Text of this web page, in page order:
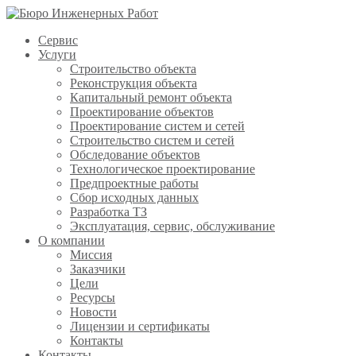
Сервис
Услуги
Строительство объекта
Реконструкция объекта
Капитальный ремонт объекта
Проектирование объектов
Проектирование систем и сетей
Строительство систем и сетей
Обследование объектов
Технологическое проектирование
Предпроектные работы
Сбор исходных данных
Разработка ТЗ
Эксплуатация, сервис, обслуживание
О компании
Миссия
Заказчики
Цели
Ресурсы
Новости
Лицензии и сертификаты
Контакты